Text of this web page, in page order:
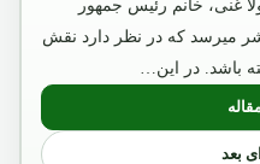
غنی، خانم رئیس جمهور
میرسد که در نظر دارد نقش
باشد. در این…
تقلبی و تبلیغاتی ملکه ثریا که
بعد